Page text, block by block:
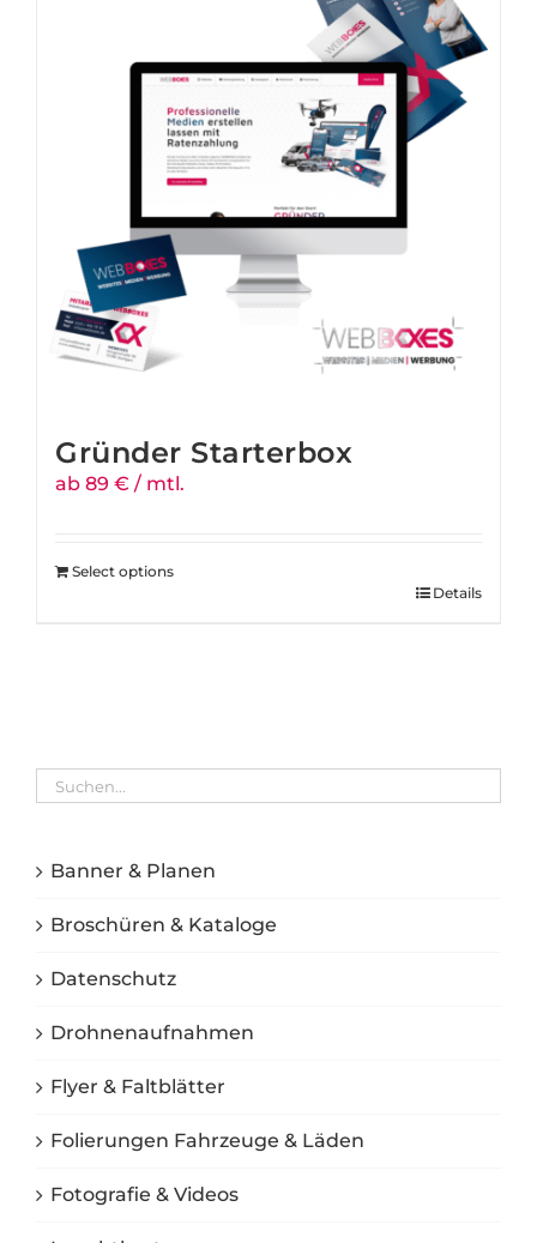
Gründer Starterbox
ab 89 € / mtl.
Select options
Details
Banner & Planen
Broschüren & Kataloge
Datenschutz
Drohnenaufnahmen
Flyer & Faltblätter
Folierungen Fahrzeuge & Läden
Fotografie & Videos